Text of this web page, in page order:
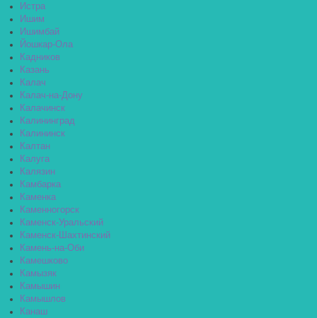
Истра
Ишим
Ишимбай
Йошкар-Ола
Кадников
Казань
Калач
Калач-на-Дону
Калачинск
Калининград
Калининск
Калтан
Калуга
Калязин
Камбарка
Каменка
Каменногорск
Каменск-Уральский
Каменск-Шахтинский
Камень-на-Оби
Камешково
Камызяк
Камышин
Камышлов
Канаш